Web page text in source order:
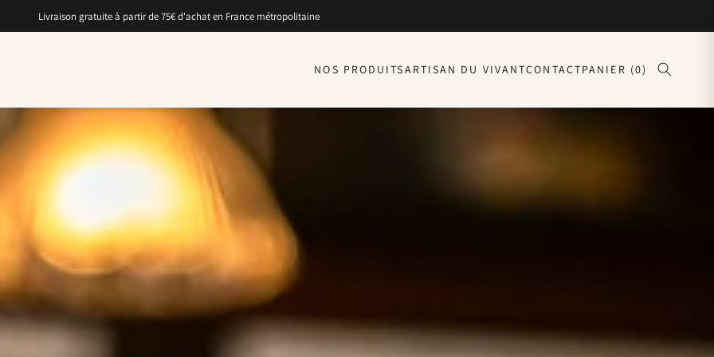
Livraison gratuite à partir de 75€ d'achat en France métropolitaine
NOS PRODUITSARTISAN DU VIVANTCONTACTPANIER (0)